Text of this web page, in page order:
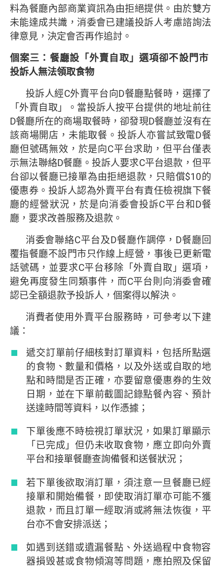
料為餐廳內部商業資訊為由拒絕提供。由於雙方
未能達成共識，消委會已建議投訴人考慮諮詢法
律意見，決定會否再作追討。
個案三：餐廳設「外賣自取」選項卻不設門市
投訴人無法領取食物
投訴人經C外賣平台向D餐廳點餐時，選擇了
「外賣自取」。當投訴人按平台提供的地址前往
D餐廳所在的商場取餐時，卻發現D餐廳並沒有在
該商場開店，未能取餐。投訴人亦嘗試致電D餐
廳但號碼無效，於是向C平台求助，但平台僅表
示無法聯絡D餐廳。投訴人要求C平台退款，但平
台卻以餐廳已接單為由拒絕退款，只賠償$10的
優惠券。投訴人認為外賣平台有責任檢視旗下餐
廳的經營狀況，於是向消委會投訴C平台和D餐
廳，要求改善服務及退款。
消委會聯絡C平台及D餐廳作調停，D餐廳回
覆指餐廳不設門市只作線上經營，事後已更新電
話號碼，並要求C平台移除「外賣自取」選項，
避免再度發生同類事件，而C平台則向消委會確
認已全額退款予投訴人，個案得以解決。
消費者使用外賣平台服務時，可參考以下建
議：
遞交訂單前仔細核對訂單資料，包括所點選
的食物、數量和價格，以及外送或自取的地
點和時間是否正確，亦要留意優惠券的生效
日期，並在下單前截圖記錄點餐內容、預計
送達時間等資料，以作憑據；
下單後應不時檢視訂單狀況，如果訂單顯示
「已完成」但仍未收取食物，應立即向外賣
平台和接單餐廳查詢備餐和送餐狀況；
若下單後欲取消訂單，須注意一旦餐廳已經
接單和開始備餐，即使取消訂單亦可能不獲
退款，而且訂單一經取消或將無法恢復，平
台亦不會安排派送；
如遇到送錯或遺漏餐點、外送過程中食物容
器損毁甚或食物傾瀉等問題，應拍照及保留